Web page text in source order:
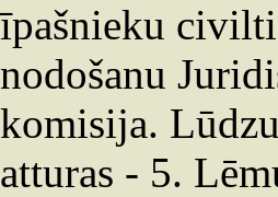
īpašnieku
nodošanu
komisija.
atturas - 5.